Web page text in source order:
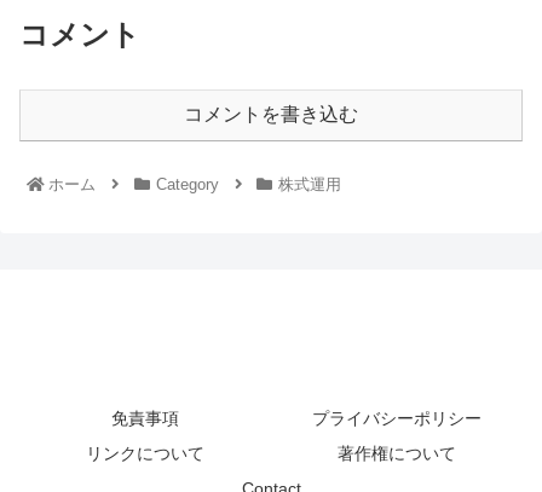
コメント
コメントを書き込む
ホーム Category 株式運用
免責事項
プライバシーポリシー
リンクについて
著作権について